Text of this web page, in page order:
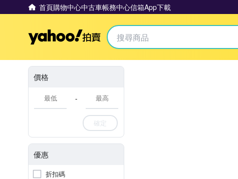
首頁購物中心中古車帳務中心信箱App下載
Yahoo拍賣
價格
-
確定
優惠
折扣碼